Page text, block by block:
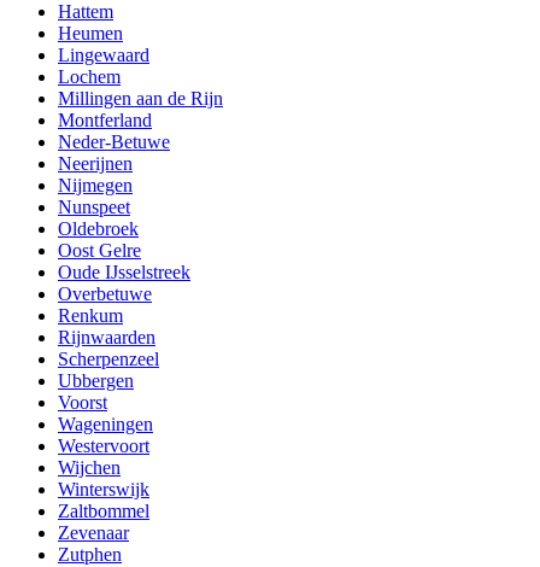
Hattem
Heumen
Lingewaard
Lochem
Millingen aan de Rijn
Montferland
Neder-Betuwe
Neerijnen
Nijmegen
Nunspeet
Oldebroek
Oost Gelre
Oude IJsselstreek
Overbetuwe
Renkum
Rijnwaarden
Scherpenzeel
Ubbergen
Voorst
Wageningen
Westervoort
Wijchen
Winterswijk
Zaltbommel
Zevenaar
Zutphen